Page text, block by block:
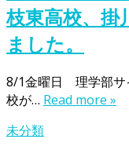
枝東高校、掛
ました。
8/1金曜日 理学部サ
校が… Read more »
未分類